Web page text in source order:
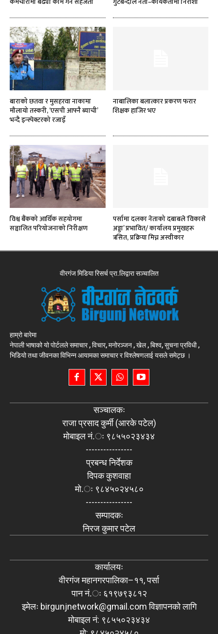
बाराको छतवा र मुसहरवा नाकामा
मौलायो तस्करी, ‘एसपी आफ्नै ब्याची’
भन्दै इन्स्पेक्टरको रजाइँ
नाबालिका बलात्कार प्रकरण फरार
शिक्षक हाजिर भए
विश्व बैंकको आर्थिक सहयोगमा
सञ्चालित परियोजनाको निरीक्षण
पर्सामा दलका नेताको दबाबले ‘विकासे
अड्डा’ प्रभावित/ कार्यालय प्रमुखहरू
त्रसित, प्रक्रिया मिच्न अस्वीकार
वीरगंज मिडिया रिसर्च प्रा.लिद्वारा सञ्चालित
हाम्रो बारेमा
नेपाली भाषाको यो पोर्टलले समाचार , विचार, मनोरञ्जन , खेल , बिश्व, सुचना प्रविधी ,
भिडियो तथा जीवनका विभिन्न आयामका समाचार र विश्लेषणलाई यसले समेट्छ ।
सञ्चालकः
राजा प्रसाद कुर्मी (आरके पटेल)
मोबाइल नं.ः ९८५५०२३४३४
----------------
प्रबन्ध निर्देशक
दिपक कुशवाहा
मो.ः ९८४५०२४५८०
----------------
सम्पादकः
निरज कुमार पटेल
कार्यालयः
वीरगंज महानगरपालिका–११, पर्सा
पान नं.ः ६१९७९३८१२
इमेलः birgunjnetwork@gmail.comविज्ञापनको लागि
मोबाइल नं: ९८५५०२३४३४